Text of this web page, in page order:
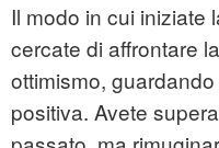
Il modo in cui iniziate
cercate di affrontare
ottimismo,
positiva. Avete